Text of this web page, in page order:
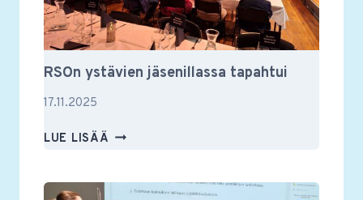
RSOn ystävien jäsenillassa tapahtui
17.11.2025
LUE LISÄÄ RSON
TAPAHTUI